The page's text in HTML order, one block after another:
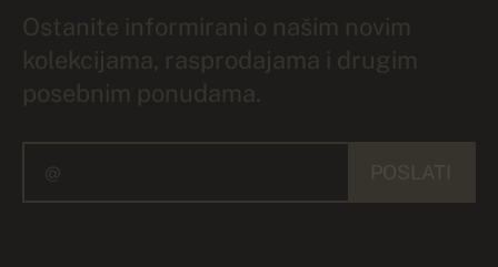
Ostanite informirani o našim novim
kolekcijama, rasprodajama i drugim
posebnim ponudama.